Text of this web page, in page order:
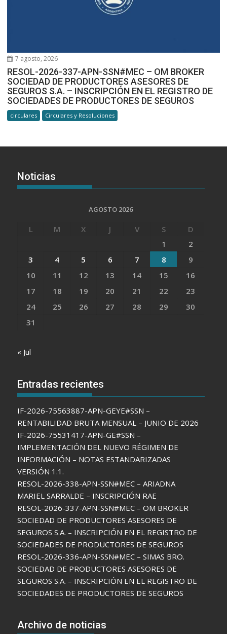
7 agosto, 2026
RESOL-2026-337-APN-SSN#MEC – OM BROKER
SOCIEDAD DE PRODUCTORES ASESORES DE
SEGUROS S.A. – INSCRIPCIÓN EN EL REGISTRO DE
SOCIEDADES DE PRODUCTORES DE SEGUROS
circulares Circulares y Resoluciones
Noticias
AGOSTO 2026
L M X J V S
D
1
2
3
4 5 6 7 8
9
10
11 12 13 14 15
16
17
18 19 20 21 22
23
24
25 26 27 28 29
30
31
« Jul
Entradas recientes
IF-2026-75563887-APN-GEYE#SSN –
RENTABILIDAD BRUTA MENSUAL – JUNIO DE 2026
IF-2026-75531417-APN-GE#SSN –
IMPLEMENTACIÓN DEL NUEVO RÉGIMEN DE
INFORMACIÓN – NOTAS ESTANDARIZADAS
VERSIÓN 1.1.
RESOL-2026-338-APN-SSN#MEC – ARIADNA
MARIEL SARRALDE – INSCRIPCIÓN RAE
RESOL-2026-337-APN-SSN#MEC – OM BROKER
SOCIEDAD DE PRODUCTORES ASESORES DE
SEGUROS S.A. – INSCRIPCIÓN EN EL REGISTRO DE
SOCIEDADES DE PRODUCTORES DE SEGUROS
RESOL-2026-336-APN-SSN#MEC – SIMAS BRO.
SOCIEDAD DE PRODUCTORES ASESORES DE
SEGUROS S.A. – INSCRIPCIÓN EN EL REGISTRO DE
SOCIEDADES DE PRODUCTORES DE SEGUROS
Archivo de noticias